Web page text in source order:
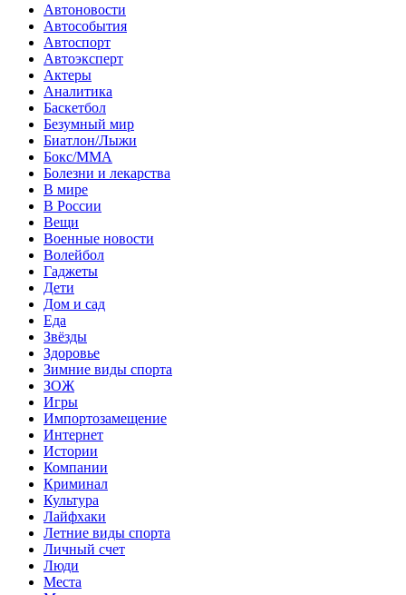
Автоновости
Автособытия
Автоспорт
Автоэксперт
Актеры
Аналитика
Баскетбол
Безумный мир
Биатлон/Лыжи
Бокс/MMA
Болезни и лекарства
В мире
В России
Вещи
Военные новости
Волейбол
Гаджеты
Дети
Дом и сад
Еда
Звёзды
Здоровье
Зимние виды спорта
ЗОЖ
Игры
Импортозамещение
Интернет
Истории
Компании
Криминал
Культура
Лайфхаки
Летние виды спорта
Личный счет
Люди
Места